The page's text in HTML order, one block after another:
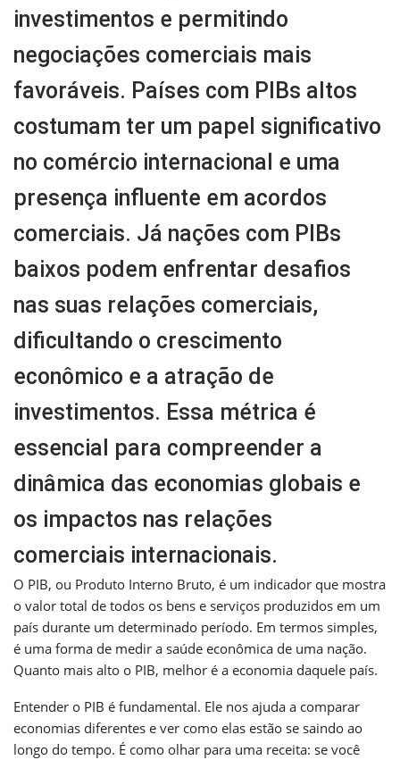
investimentos e permitindo
negociações comerciais mais
favoráveis. Países com PIBs altos
costumam ter um papel significativo
no comércio internacional e uma
presença influente em acordos
comerciais. Já nações com PIBs
baixos podem enfrentar desafios
nas suas relações comerciais,
dificultando o crescimento
econômico e a atração de
investimentos. Essa métrica é
essencial para compreender a
dinâmica das economias globais e
os impactos nas relações
comerciais internacionais.
O PIB, ou Produto Interno Bruto, é um indicador que mostra
o valor total de todos os bens e serviços produzidos em um
país durante um determinado período. Em termos simples,
é uma forma de medir a saúde econômica de uma nação.
Quanto mais alto o PIB, melhor é a economia daquele país.
Entender o PIB é fundamental. Ele nos ajuda a comparar
economias diferentes e ver como elas estão se saindo ao
longo do tempo. É como olhar para uma receita: se você